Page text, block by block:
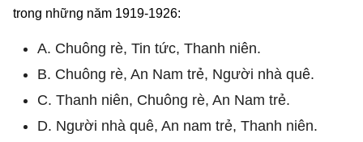
trong những năm 1919-1926:
A. Chuông rè, Tin tức, Thanh niên.
B. Chuông rè, An Nam trẻ, Người nhà quê.
C. Thanh niên, Chuông rè, An Nam trẻ.
D. Người nhà quê, An nam trẻ, Thanh niên.